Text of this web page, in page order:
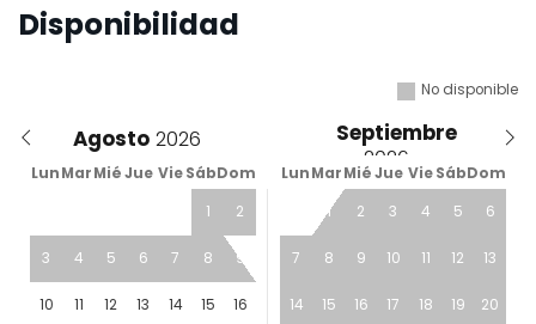
Disponibilidad
No disponible
Agosto Septiembre
LunMarMiéJue Vie SábDom LunMarMiéJue Vie SábDom
1 2
3 4 5 6 7 8 9
10 11 12 13 14 15 16
1 2 3 4 5 6
7 8 9 10 11 12 13
14 15 16 17 18 19 20